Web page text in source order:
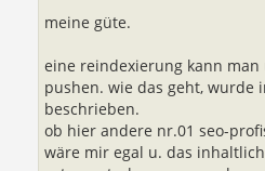
meine güte.
eine reindexierung kann
pushen. wie das geht, wurde
beschrieben.
ob hier andere nr.01 seo-
wäre mir egal u. das